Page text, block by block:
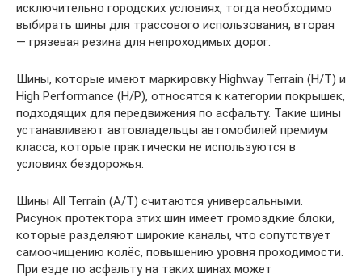
исключительно городских условиях, тогда необходимо
выбирать шины для трассового использования, вторая
— грязевая резина для непроходимых дорог.
Шины, которые имеют маркировку Highway Terrain (H/T) и
High Performance (H/P), относятся к категории покрышек,
подходящих для передвижения по асфальту. Такие шины
устанавливают автовладельцы автомобилей премиум
класса, которые практически не используются в
условиях бездорожья.
Шины All Terrain (A/T) считаются универсальными.
Рисунок протектора этих шин имеет громоздкие блоки,
которые разделяют широкие каналы, что сопутствует
самоочищению колёс, повышению уровня проходимости.
При езде по асфальту на таких шинах может